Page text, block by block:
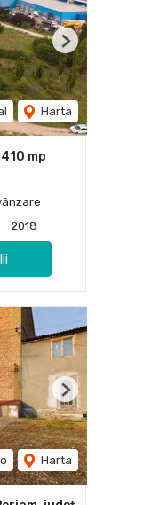
Harta
Next
mp
2018
Harta
Next